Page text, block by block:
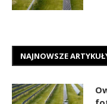
NAJNOWSZE